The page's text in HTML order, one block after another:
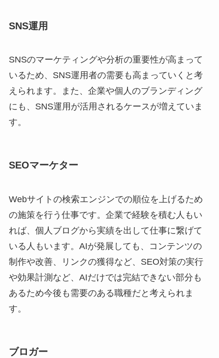
SNS運用
SNSのマーケティングや分析の重要性が高まって
いるため、SNS運用者の需要も高まっていくと考
えられます。また、企業や個人のブランディング
にも、SNS運用が活用されるケースが増えていま
す。
SEOマーケター
Webサイトの検索エンジンでの順位を上げるため
の施策を行う仕事です。企業で経験を積む人もい
れば、個人ブログから実績を出して仕事に繋げて
いる人もいます。AIが発展しても、コンテンツの
制作や改善、リンクの獲得など、SEO対策の実行
や効果計測など、AIだけでは完結できない部分も
あるため今後も需要のある職種だと考えられま
す。
ブロガー